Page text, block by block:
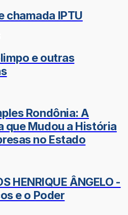
chamada IPTU
e outras
Rondônia: A
que Mudou a História
no Estado
HENRIQUE ÂNGELO -
e o Poder